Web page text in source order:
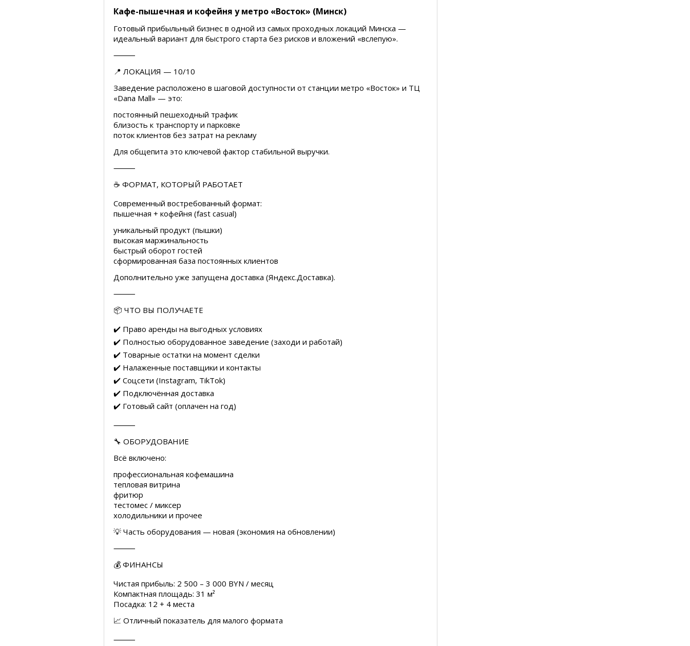
Кафе-пышечная и кофейня у метро «Восток» (Минск)
Готовый прибыльный бизнес в одной из самых проходных локаций Минска —
идеальный вариант для быстрого старта без рисков и вложений «вслепую».
⸻
📍 ЛОКАЦИЯ — 10/10
Заведение расположено в шаговой доступности от станции метро «Восток» и ТЦ
«Dana Mall» — это:
постоянный пешеходный трафик
близость к транспорту и парковке
поток клиентов без затрат на рекламу
Для общепита это ключевой фактор стабильной выручки.
⸻
☕️ ФОРМАТ, КОТОРЫЙ РАБОТАЕТ
Современный востребованный формат:
пышечная + кофейня (fast casual)
уникальный продукт (пышки)
высокая маржинальность
быстрый оборот гостей
сформированная база постоянных клиентов
Дополнительно уже запущена доставка (Яндекс.Доставка).
⸻
📦 ЧТО ВЫ ПОЛУЧАЕТЕ
✔️ Право аренды на выгодных условиях
✔️ Полностью оборудованное заведение (заходи и работай)
✔️ Товарные остатки на момент сделки
✔️ Налаженные поставщики и контакты
✔️ Соцсети (Instagram, TikTok)
✔️ Подключённая доставка
✔️ Готовый сайт (оплачен на год)
⸻
🔧 ОБОРУДОВАНИЕ
Всё включено:
профессиональная кофемашина
тепловая витрина
фритюр
тестомес / миксер
холодильники и прочее
💡 Часть оборудования — новая (экономия на обновлении)
⸻
💰 ФИНАНСЫ
Чистая прибыль: 2 500 – 3 000 BYN / месяц
Компактная площадь: 31 м²
Посадка: 12 + 4 места
📈 Отличный показатель для малого формата
⸻